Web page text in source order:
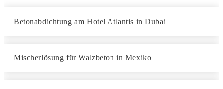
Betonabdichtung am Hotel Atlantis in Dubai
Mischerlösung für Walzbeton in Mexiko